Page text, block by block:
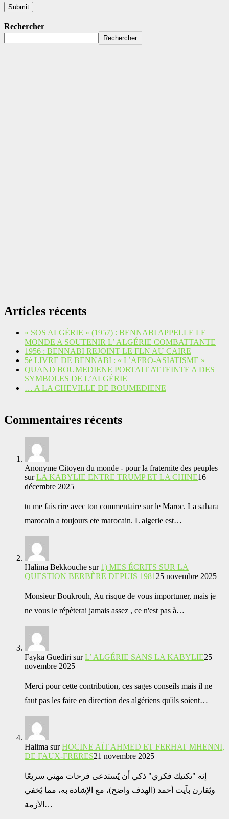
Rechercher
Rechercher
Articles récents
« SOS ALGÉRIE » (1957) : BENNABI APPELLE LE
MONDE A SOUTENIR L’ ALGÉRIE COMBATTANTE
1956 : BENNABI REJOINT LE FLN AU CAIRE
5è LIVRE DE BENNABI : « L’AFRO-ASIATISME »
QUAND BOUMEDIENE PORTAIT ATTEINTE A DES
SYMBOLES DE L’ALGÉRIE
… A LA CHEVILLE DE BOUMEDIENE
Commentaires récents
Anonyme Citoyen du monde - pour la fraternite des peuples
surLA KABYLIE ENTRE TRUMP ET LA CHINE16
décembre 2025
tu me fais rire avec ton commentaire sur le Maroc. La sahara
marocain a toujours ete marocain. L algerie est…
Halima Bekkouche sur 1) MES ÉCRITS SUR LA
QUESTION BERBÈRE DEPUIS 1981 25 novembre 2025
Monsieur Boukrouh, Au risque de vous importuner, mais je
ne vous le répèterai jamais assez , ce n'est pas à…
Fayka Guediri surL’ ALGÉRIE SANS LA KABYLIE25
novembre 2025
Merci pour cette contribution, ces sages conseils mais il ne
faut pas les faire en direction des algériens qu'ils soient…
Halima surHOCINE AÏT AHMED ET FERHAT MHENNI,
DE FAUX-FRERES21 novembre 2025
إنه "تكتيك فكري" ذكي أن يُستدعى فرحات مهني سريعًا
ويُقارن بآيت أحمد (الهدف واضح)، مع الإشادة به، مما يُخفي
الأزمة…